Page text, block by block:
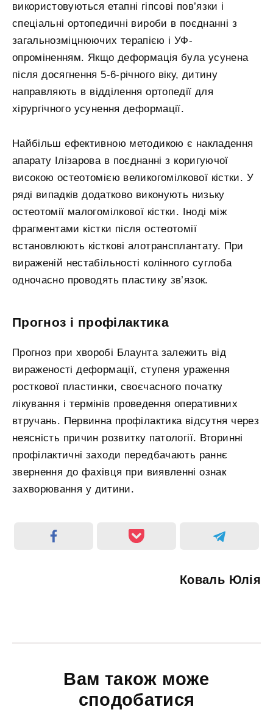
використовуються етапні гіпсові пов’язки і
спеціальні ортопедичні вироби в поєднанні з
загальнозміцнюючих терапією і УФ-
опроміненням. Якщо деформація була усунена
після досягнення 5-6-річного віку, дитину
направляють в відділення ортопедії для
хірургічного усунення деформації.
Найбільш ефективною методикою є накладення
апарату Ілізарова в поєднанні з коригуючої
високою остеотомією великогомілкової кістки. У
ряді випадків додатково виконують низьку
остеотомії малогомілкової кістки. Іноді між
фрагментами кістки після остеотомії
встановлюють кісткові алотрансплантату. При
вираженій нестабільності колінного суглоба
одночасно проводять пластику зв’язок.
Прогноз і профілактика
Прогноз при хворобі Блаунта залежить від
вираженості деформації, ступеня ураження
росткової пластинки, своєчасного початку
лікування і термінів проведення оперативних
втручань. Первинна профілактика відсутня через
неясність причин розвитку патології. Вторинні
профілактичні заходи передбачають раннє
звернення до фахівця при виявленні ознак
захворювання у дитини.
Коваль Юлія
Вам також може
сподобатися